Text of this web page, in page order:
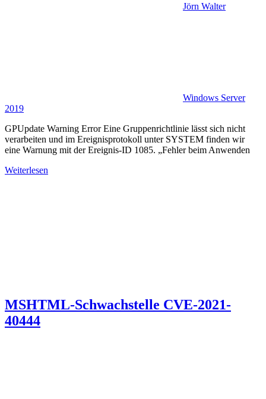
Jörn Walter
Windows Server
2019
GPUpdate Warning Error Eine Gruppenrichtlinie lässt sich nicht
verarbeiten und im Ereignisprotokoll unter SYSTEM finden wir
eine Warnung mit der Ereignis-ID 1085. „Fehler beim Anwenden
Weiterlesen
MSHTML-Schwachstelle CVE-2021-
40444